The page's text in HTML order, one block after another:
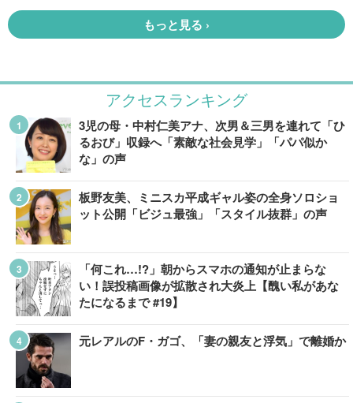
アクセスランキング
3児の母・中村仁美アナ、次男＆三男を連れて「ひ
るおび」収録へ「素敵な社会見学」「パパ似か
な」の声
板野友美、ミニスカ平成ギャル姿の全身ソロショ
ット公開「ビジュ最強」「スタイル抜群」の声
「何これ…!?」朝からスマホの通知が止まらな
い！誤投稿画像が拡散され大炎上【醜い私があな
たになるまで #19】
元レアルのF・ガゴ、「妻の親友と浮気」で離婚か